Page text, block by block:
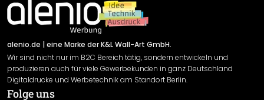
Newsletter An-/Abmeldung
Sendungsverfolgung
Versand & Zahlung
Rücksendung
Widerrufsrecht
Datenschutzerklärung
alenio.de | eine Marke der K&L Wall-Art GmbH.
Wir sind nicht nur im B2C Bereich tätig, sondern entwickeln und
produzieren auch für viele Gewerbekunden in ganz Deutschland
Digitaldrucke und Werbetechnik am Standort Berlin.
Folge uns